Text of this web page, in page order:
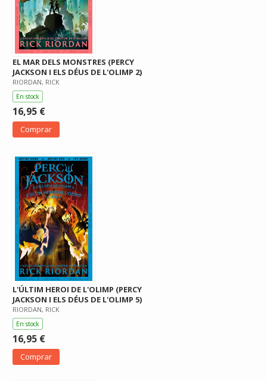
EL MAR DELS MONSTRES (PERCY
JACKSON I ELS DÉUS DE L'OLIMP 2)
RIORDAN, RICK
En stock
16,95 €
Comprar
L'ÚLTIM HEROI DE L'OLIMP (PERCY
JACKSON I ELS DÉUS DE L'OLIMP 5)
RIORDAN, RICK
En stock
16,95 €
Comprar